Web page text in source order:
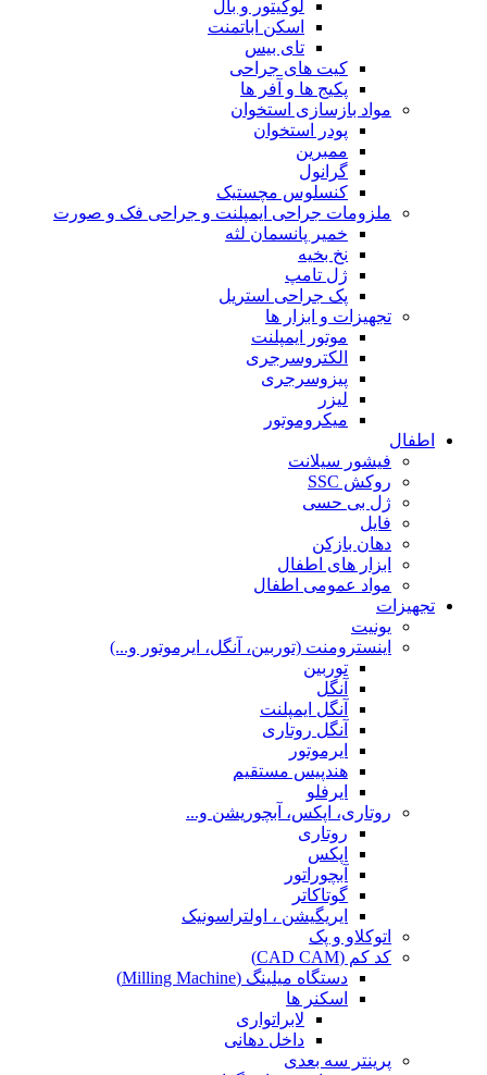
لوکیتور و بال
اسکن اباتمنت
تای بیس
کیت های جراحی
پکیج ها و آفر ها
مواد بازسازی استخوان
پودر استخوان
ممبرین
گرانول
کنسلوس مچستیک
ملزومات جراحی ایمپلنت و جراحی فک و صورت
خمیر پانسمان لثه
نخ بخیه
ژل تامپ
پک جراحی استریل
تجهیزات و ابزار ها
موتور ایمپلنت
الکتروسرجری
پیزوسرجری
لیزر
میکروموتور
اطفال
فیشور سیلانت
روکش SSC
ژل بی حسی
فایل
دهان بازکن
ابزار های اطفال
مواد عمومی اطفال
تجهیزات
یونیت
اینسترومنت (توربین، آنگل، ایرموتور و...)
توربین
آنگل
آنگل ایمپلنت
آنگل روتاری
ایرموتور
هندپیس مستقیم
ایرفلو
روتاری، اپکس، آبچوریشن و...
روتاری
اپکس
آبچوراتور
گوتاکاتر
ایریگیشن ، اولتراسونیک
اتوکلاو و پک
کد کم (CAD CAM)
دستگاه میلینگ (Milling Machine)
اسکنر ها
لابراتواری
داخل دهانی
پرینتر سه بعدی